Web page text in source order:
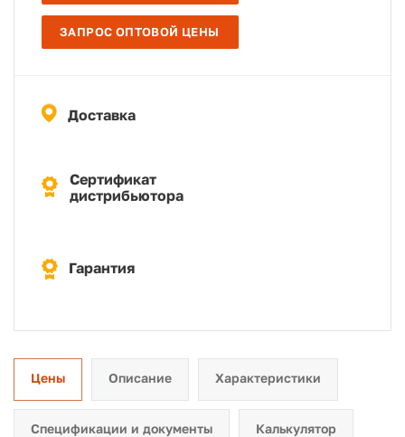
ЗАПРОС ОПТОВОЙ ЦЕНЫ
Доставка
Сертификат
дистрибьютора
Гарантия
Цены Описание Характеристики
Спецификации и документы Калькулятор